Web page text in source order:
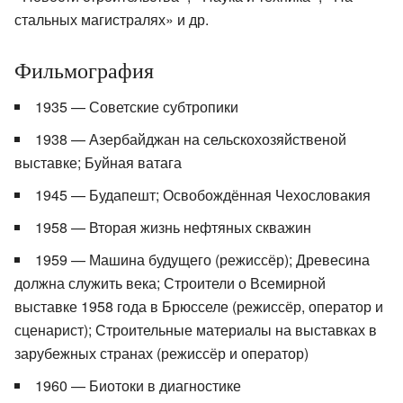
стальных магистралях» и др.
Фильмография
1935 — Советские субтропики
1938 — Азербайджан на сельскохозяйственой
выставке; Буйная ватага
1945 — Будапешт; Освобождённая Чехословакия
1958 — Вторая жизнь нефтяных скважин
1959 — Машина будущего (режиссёр); Древесина
должна служить века; Строители о Всемирной
выставке 1958 года в Брюсселе (режиссёр, оператор и
сценарист); Строительные материалы на выставках в
зарубежных странах (режиссёр и оператор)
1960 — Биотоки в диагностике